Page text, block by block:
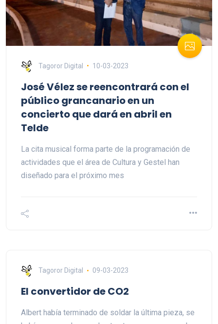
Tagoror Digital 10-03-2023
José Vélez se reencontrará con el
público grancanario en un
concierto que dará en abril en
Telde
La cita musical forma parte de la programación de
actividades que el área de Cultura y Gestel han
diseñado para el próximo mes
Tagoror Digital 09-03-2023
El convertidor de CO2
Albert había terminado de soldar la última pieza, se